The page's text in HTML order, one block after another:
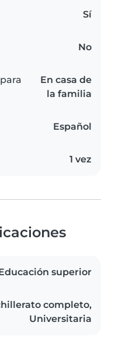
Sí
No
En casa de
la familia
Español
1 vez
superior
completo,
Universitaria